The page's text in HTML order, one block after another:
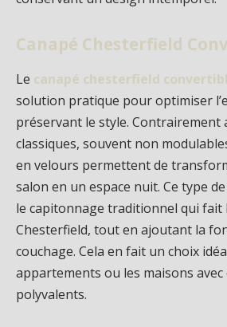
Canapé Chesterfield
Le canapé chesterfield
solution pratique pour optimiser
préservant le style. Contrairement
classiques, souvent non
en velours permettent de
salon en un espace nuit. Ce type
le capitonnage traditionnel qui fait
Chesterfield, tout en ajoutant la
couchage. Cela en fait un choix
appartements ou les maisons avec
polyvalents.